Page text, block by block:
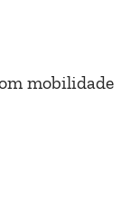
mobilidade